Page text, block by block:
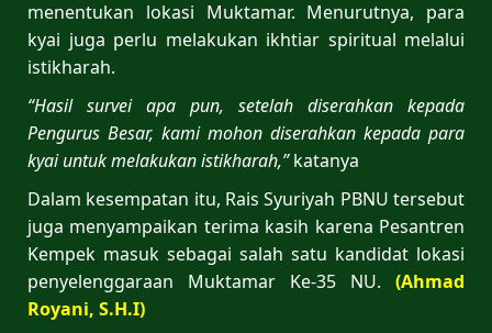
menentukan lokasi Muktamar. Menurutnya, para
kyai juga perlu melakukan ikhtiar spiritual melalui
istikharah.
“Hasil survei apa pun, setelah diserahkan kepada
Pengurus Besar, kami mohon diserahkan kepada para
kyai untuk melakukan istikharah,”katanya
Dalam kesempatan itu, Rais Syuriyah PBNU tersebut
juga menyampaikan terima kasih karena Pesantren
Kempek masuk sebagai salah satu kandidat lokasi
penyelenggaraan Muktamar Ke-35 NU. (Ahmad
Royani, S.H.I)